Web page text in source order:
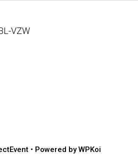
VZW
• Powered byWPKoi